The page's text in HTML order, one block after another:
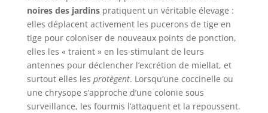
noires des jardinspratiquent un véritable élevage :
elles déplacent activement les pucerons de tige en
tige pour coloniser de nouveaux points de ponction,
elles les « traient » en les stimulant de leurs
antennes pour déclencher l’excrétion de miellat, et
surtout elles les protègent. Lorsqu’une coccinelle ou
une chrysope s’approche d’une colonie sous
surveillance, les fourmis l’attaquent et la repoussent.